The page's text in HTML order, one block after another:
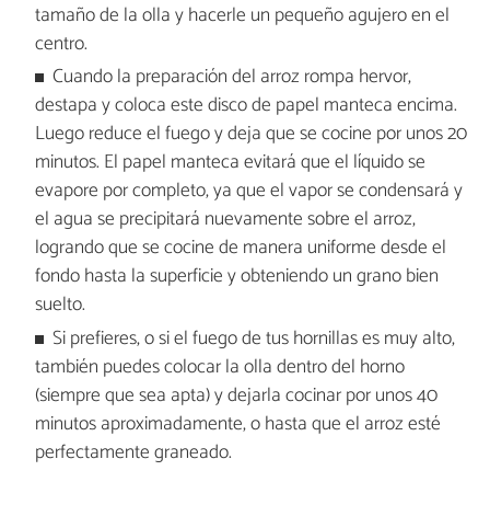
tamaño de la olla y hacerle un pequeño agujero en el
centro.
Cuando la preparación del arroz rompa hervor,
destapa y coloca este disco de papel manteca encima.
Luego reduce el fuego y deja que se cocine por unos 20
minutos. El papel manteca evitará que el líquido se
evapore por completo, ya que el vapor se condensará y
el agua se precipitará nuevamente sobre el arroz,
logrando que se cocine de manera uniforme desde el
fondo hasta la superficie y obteniendo un grano bien
suelto.
Si prefieres, o si el fuego de tus hornillas es muy alto,
también puedes colocar la olla dentro del horno
(siempre que sea apta) y dejarla cocinar por unos 40
minutos aproximadamente, o hasta que el arroz esté
perfectamente graneado.